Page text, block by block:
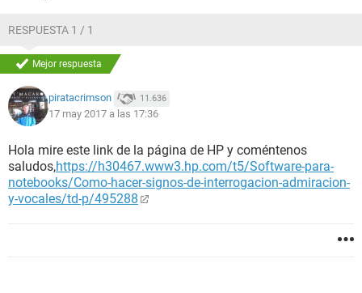
RESPUESTA 1 / 1
Mejor respuesta
piratacrimson 11.636
17 may 2017 a las 17:36
Hola mire este link de la página de HP y coméntenos
saludos,https://h30467.www3.hp.com/t5/Software-para-
notebooks/Como-hacer-signos-de-interrogacion-admiracion-
y-vocales/td-p/495288